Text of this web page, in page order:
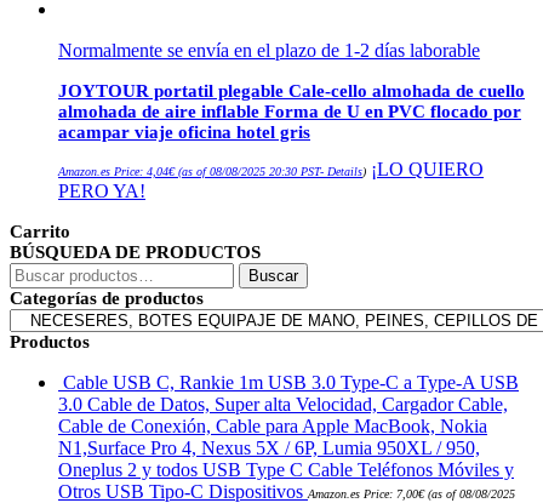
Normalmente se envía en el plazo de 1-2 días laborable
JOYTOUR portatil plegable Cale-cello almohada de cuello
almohada de aire inflable Forma de U en PVC flocado por
acampar viaje oficina hotel gris
Amazon.es Price: 4,04€(as of 08/08/2025 20:30 PST- Details) ¡LO QUIERO
PERO YA!
Carrito
BÚSQUEDA DE PRODUCTOS
Buscar
por:
Buscar
Categorías de productos
Productos
Cable USB C, Rankie 1m USB 3.0 Type-C a Type-A USB
3.0 Cable de Datos, Super alta Velocidad, Cargador Cable,
Cable de Conexión, Cable para Apple MacBook, Nokia
N1,Surface Pro 4, Nexus 5X / 6P, Lumia 950XL / 950,
Oneplus 2 y todos USB Type C Cable Teléfonos Móviles y
Otros USB Tipo-C Dispositivos Amazon.es Price: 7,00€(as of 08/08/2025